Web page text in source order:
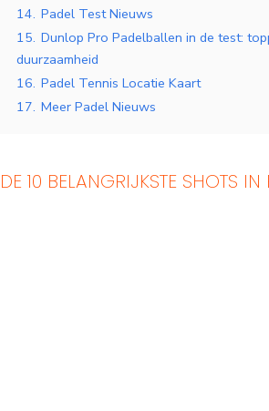
14. Padel Test Nieuws
15. Dunlop Pro Padelballen in de test:
duurzaamheid
16. Padel Tennis Locatie Kaart
17. Meer Padel Nieuws
DE 10 BELANGRIJKSTE SHOTS IN
Indoor Padelbanen